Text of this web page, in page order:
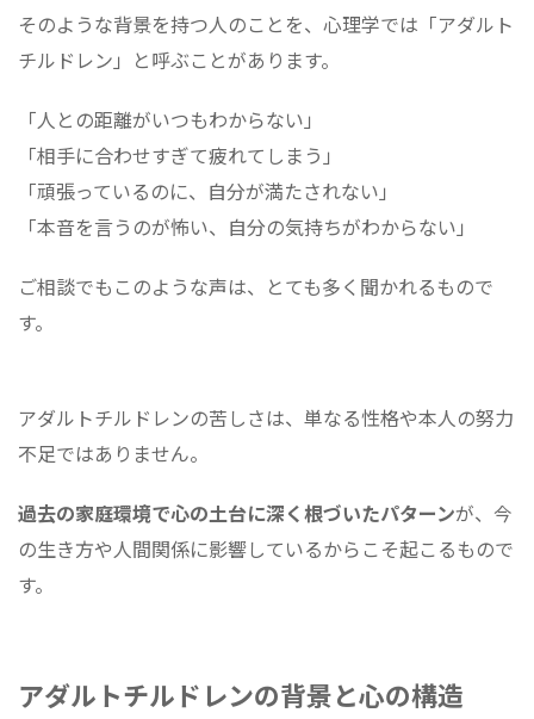
そのような背景を持つ人のことを、心理学では「アダルト
チルドレン」と呼ぶことがあります。
「人との距離がいつもわからない」
「相手に合わせすぎて疲れてしまう」
「頑張っているのに、自分が満たされない」
「本音を言うのが怖い、自分の気持ちがわからない」
ご相談でもこのような声は、とても多く聞かれるもので
す。
アダルトチルドレンの苦しさは、単なる性格や本人の努力
不足ではありません。
過去の家庭環境で心の土台に深く根づいたパターンが、今
の生き方や人間関係に影響しているからこそ起こるもので
す。
アダルトチルドレンの背景と心の構造